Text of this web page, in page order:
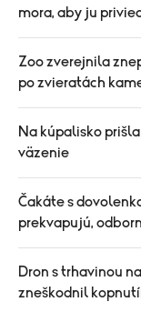
mora, aby ju
Zoo zverejnila
po zvieratách
Na kúpalisko
väzenie
Čakáte s
prekvapujú,
Dron s trhavinou
zneškodnil